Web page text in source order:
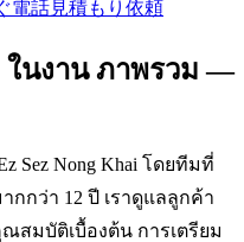
電話見積もり依頼
ในงาน ภาพรวม —
Sez Nong Khai โดยทีมที่
กว่า 12 ปี เราดูแลลูกค้า
สมบัติเบื้องต้น การเตรียม